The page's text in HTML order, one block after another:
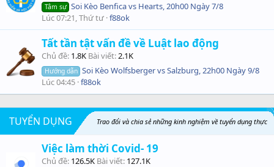
Tâm sự Soi Kèo Benfica vs Hearts, 20h00 Ngày 7/8
Lúc 07:21, Thứ tư f88ok
Tất tần tật vấn đề về Luật lao động
Chủ đề 1.8K Bài viết 2.1K
Hướng dẫn Soi Kèo Wolfsberger vs Salzburg, 22h00 Ngày 9/8
Lúc 04:45 f88ok
TUYỂN DỤNG Trao đổi và chia sẻ những kinh nghiệm về tuyển dụng thực
tế ngoài doanh nghiệp. Những khó khăn và cách khác phục trong công tác tuyển dụng
Việc làm thời Covid- 19
Chủ đề 126.5K Bài viết 127.1K